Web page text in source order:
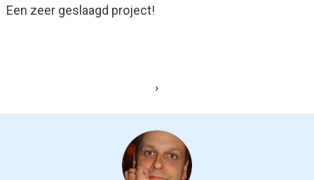
Een zeer geslaagd project!
›